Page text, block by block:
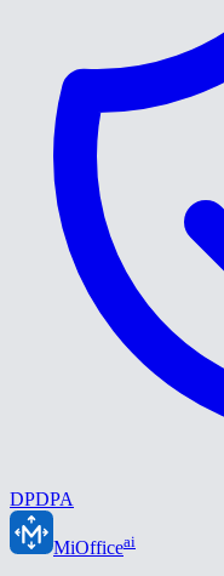
DPDPA
MiOfficeai